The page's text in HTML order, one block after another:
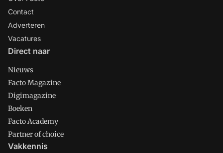
Contact
Adverteren
Vacatures
Direct naar
Nieuws
Facto Magazine
Digimagazine
Boeken
Facto Academy
Partner of choice
Vakkennis